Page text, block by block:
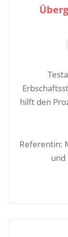
hilft den
Referentin:
und